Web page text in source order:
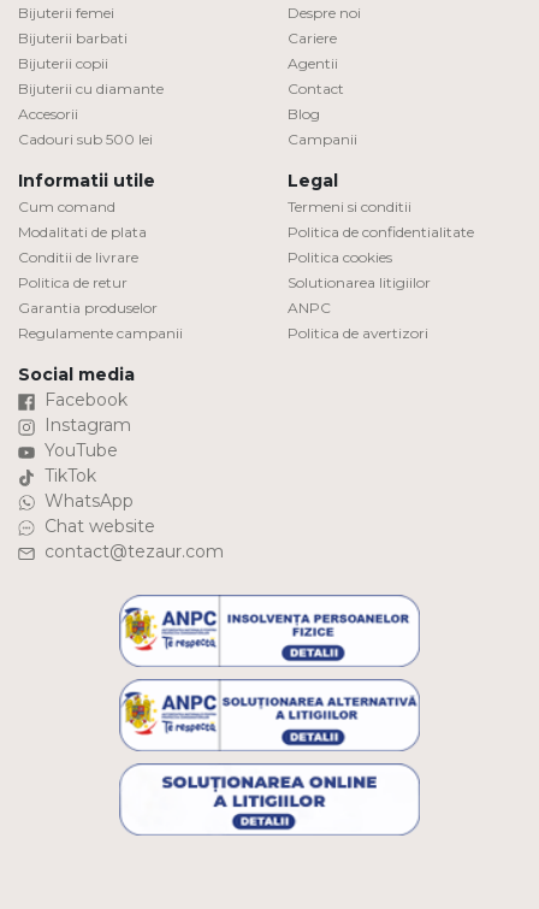
Bijuterii femei
Bijuterii barbati
Bijuterii copii
Bijuterii cu diamante
Accesorii
Cadouri sub 500 lei
Despre noi
Cariere
Agentii
Contact
Blog
Campanii
Informatii utile
Cum comand
Modalitati de plata
Conditii de livrare
Politica de retur
Garantia produselor
Regulamente campanii
Legal
Termeni si conditii
Politica de confidentialitate
Politica cookies
Solutionarea litigiilor
ANPC
Politica de avertizori
Social media
Facebook
Instagram
YouTube
TikTok
WhatsApp
Chat website
contact@tezaur.com